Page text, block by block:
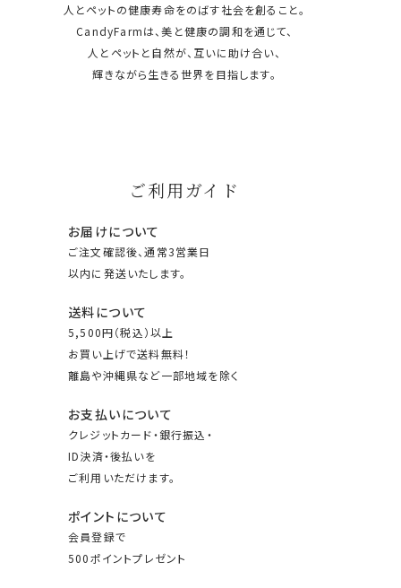
人とペットの健康寿命をのばす社会を創ること。
CandyFarmは、美と健康の調和を通じて、
人とペットと自然が、互いに助け合い、
輝きながら生きる世界を目指します。
ご利用ガイド
お届けについて
ご注文確認後、通常3営業日
以内に発送いたします。
送料について
5,500円（税込）以上
お買い上げで送料無料！
離島や沖縄県など一部地域を除く
お支払いについて
クレジットカード・銀行振込・
ID決済・後払いを
ご利用いただけます。
ポイントについて
会員登録で
500ポイントプレゼント